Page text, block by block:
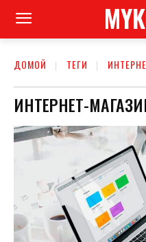
ДОМОЙ ТЕГИ
ИНТЕРНЕТ-